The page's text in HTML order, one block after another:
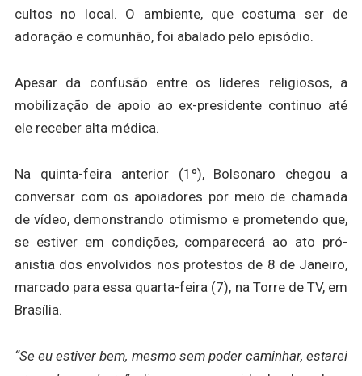
cultos no local. O ambiente, que costuma ser de
adoração e comunhão, foi abalado pelo episódio.
Apesar da confusão entre os líderes religiosos, a
mobilização de apoio ao ex-presidente continuo até
ele receber alta médica.
Na quinta-feira anterior (1º), Bolsonaro chegou a
conversar com os apoiadores por meio de chamada
de vídeo, demonstrando otimismo e prometendo que,
se estiver em condições, comparecerá ao ato pró-
anistia dos envolvidos nos protestos de 8 de Janeiro,
marcado para essa quarta-feira (7), na Torre de TV, em
Brasília.
“Se eu estiver bem, mesmo sem poder caminhar, estarei